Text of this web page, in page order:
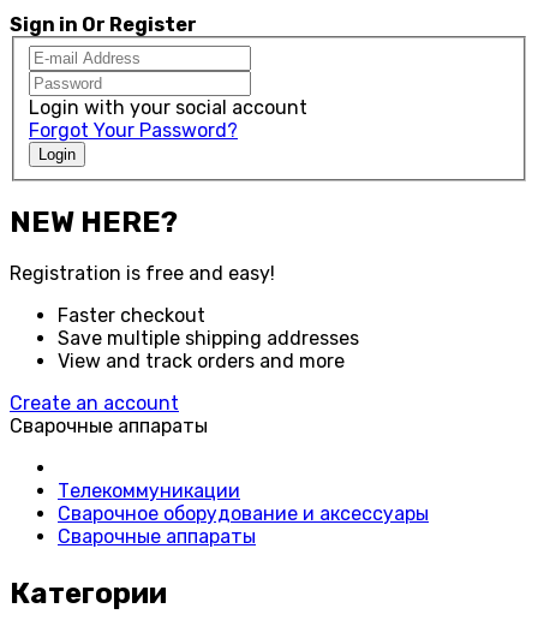
Sign in Or Register
Login with your social account
Forgot Your Password?
Login
NEW HERE?
Registration is free and easy!
Faster checkout
Save multiple shipping addresses
View and track orders and more
Create an account
Сварочные аппараты
Телекоммуникации
Сварочное оборудование и аксессуары
Сварочные аппараты
Категории